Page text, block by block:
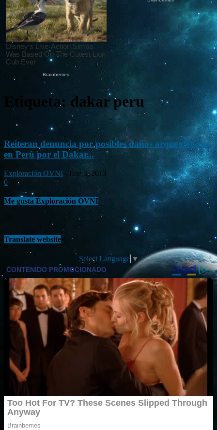
Etiqueta: dakar peru
Reiteran denuncia por posibles daños arqueológicos
en Perú por el Dakar...
Exploración OVNI - Ene 5, 2013
0
Me gusta Exploración OVNI
Translate website
Select Language ▼